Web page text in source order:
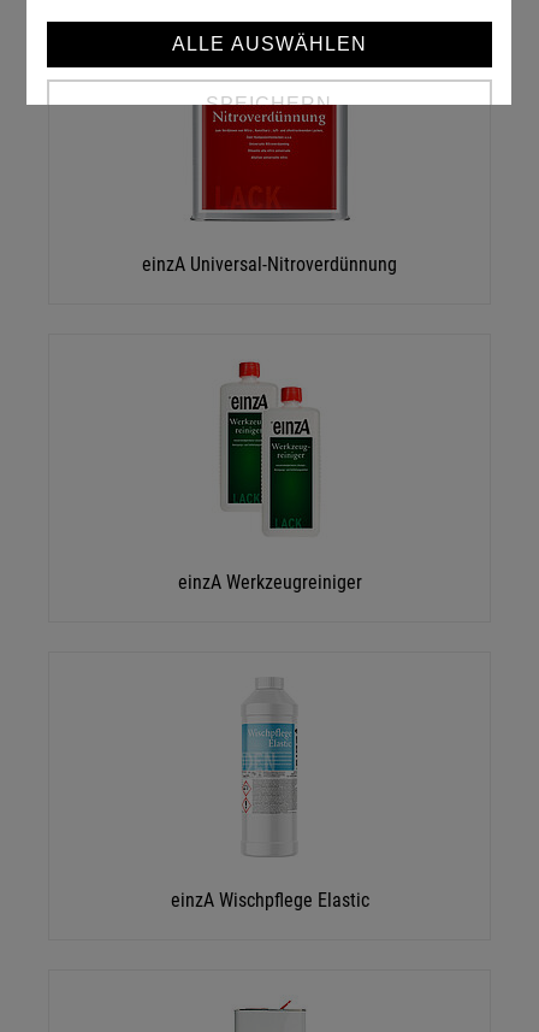
einzA Universal-Nitroverdünnung
einzA Werkzeugreiniger
einzA Wischpflege Elastic
ALLE AUSWÄHLEN
SPEICHERN
Impressum|Datenschutz